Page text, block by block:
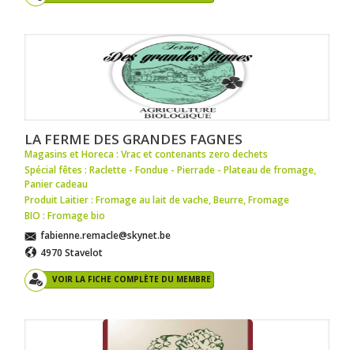
LA FERME DES GRANDES FAGNES
Magasins et Horeca : Vrac et contenants zero dechets
Spécial fêtes : Raclette - Fondue - Pierrade - Plateau de fromage,
Panier cadeau
Produit Laitier : Fromage au lait de vache,Beurre,Fromage
BIO : Fromage bio
fabienne.remacle@skynet.be
4970 Stavelot
VOIR LA FICHE COMPLÈTE DU MEMBRE